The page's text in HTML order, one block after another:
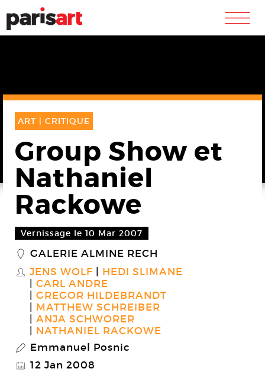
m
ART | CRITIQUE
Group Show et
Nathaniel
Rackowe
Vernissage le 10 Mar 2007
_ GALERIE ALMINE RECH
S JENS WOLF
HEDI SLIMANE
CARL ANDRE
GREGOR HILDEBRANDT
MATTHEW SCHREIBER
ANJA SCHWORER
NATHANIEL RACKOWE
P Emmanuel Posnic
@ 12 Jan 2008